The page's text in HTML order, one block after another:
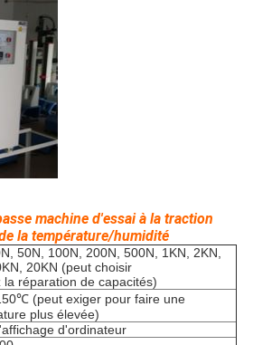
machine d'essai à la traction
la température/humidité
50N, 100N, 200N, 500N, 1KN, 2KN,
20KN (peut choisir
la réparation de capacités)
(peut exiger pour faire une
plus élevée)
d'ordinateur